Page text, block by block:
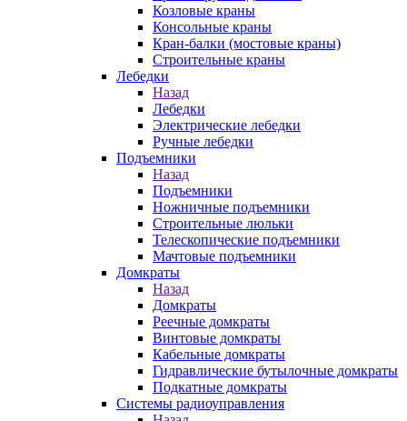
Козловые краны
Консольные краны
Кран-балки (мостовые краны)
Строительные краны
Лебедки
Назад
Лебедки
Электрические лебедки
Ручные лебедки
Подъемники
Назад
Подъемники
Ножничные подъемники
Строительные люльки
Телескопические подъемники
Мачтовые подъемники
Домкраты
Назад
Домкраты
Реечные домкраты
Винтовые домкраты
Кабельные домкраты
Гидравлические бутылочные домкраты
Подкатные домкраты
Системы радиоуправления